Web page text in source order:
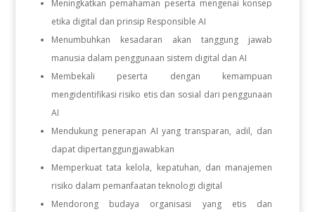
Meningkatkan pemahaman peserta mengenai konsep
etika digital dan prinsip Responsible AI
Menumbuhkan kesadaran akan tanggung jawab
manusia dalam penggunaan sistem digital dan AI
Membekali peserta dengan kemampuan
mengidentifikasi risiko etis dan sosial dari penggunaan
AI
Mendukung penerapan AI yang transparan, adil, dan
dapat dipertanggungjawabkan
Memperkuat tata kelola, kepatuhan, dan manajemen
risiko dalam pemanfaatan teknologi digital
Mendorong budaya organisasi yang etis dan